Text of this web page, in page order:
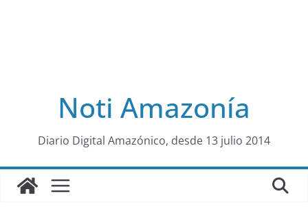
al
Noti Amazonía
Diario Digital Amazónico, desde 13 julio 2014